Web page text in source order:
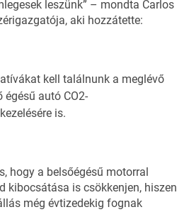
leszünk” – mondta Carlos
aki hozzátette:
kell találnunk a meglévő
égésű autó CO2-
is.
hogy a belsőégésű motorral
kibocsátása is csökkenjen, hiszen
még évtizedekig fognak